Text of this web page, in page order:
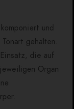
und
gehalten.
die auf
Organ